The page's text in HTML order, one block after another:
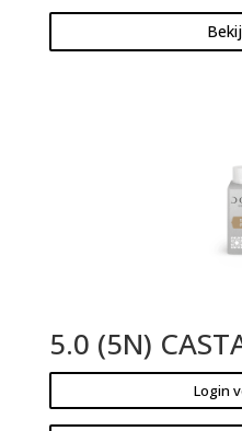
5.0 (5N)
Login